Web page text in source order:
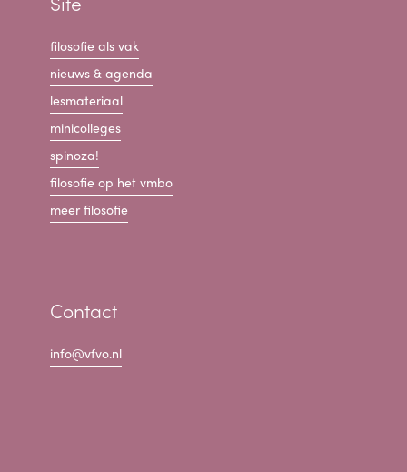
filosofie als vak
nieuws & agenda
lesmateriaal
minicolleges
spinoza!
filosofie op het vmbo
meer filosofie
Contact
info@vfvo.nl